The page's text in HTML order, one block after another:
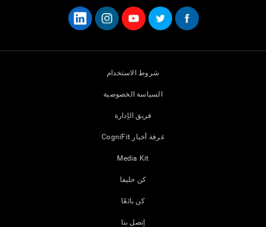
شروط الاستخدام
السياسة الخصوصية
فريق الإدارة
غرفة أخبار CogniFit
Media Kit
كن حليفا
كن بائعًا
إتصل بنا